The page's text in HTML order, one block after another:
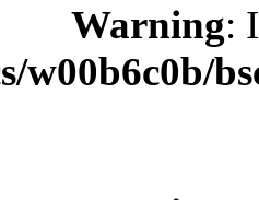
Warning:
w00b6c0b/